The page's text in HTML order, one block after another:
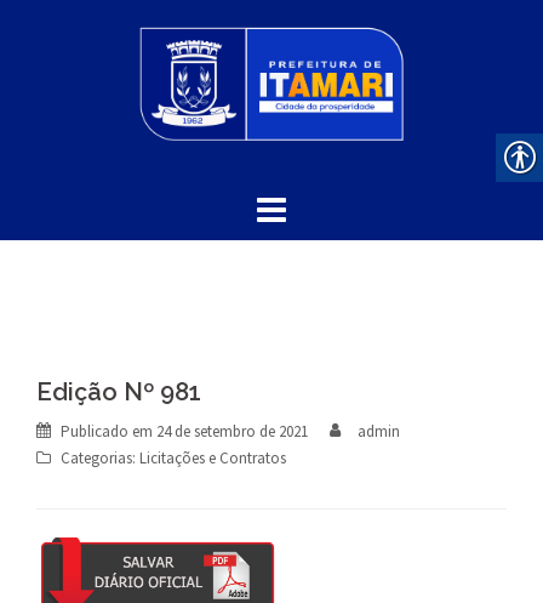
Edição Nº 981
Publicado em 24 de setembro de 2021
admin
Categorias: Licitações e Contratos